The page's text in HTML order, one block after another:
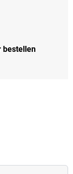
bestellen